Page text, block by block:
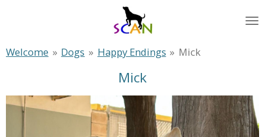
Welcome » Dogs » Happy Endings » Mick
Mick